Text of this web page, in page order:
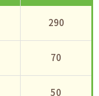
290
70
50